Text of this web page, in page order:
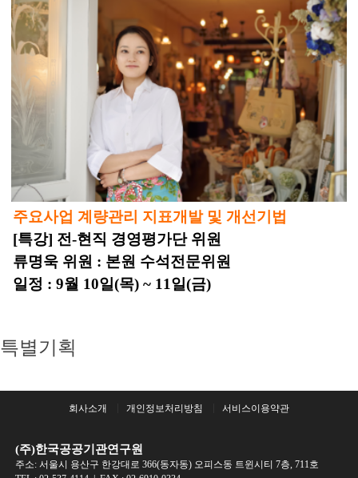
주요사업 계량관리 지표개발 및 개선기법
[특강] 전-현직 경영평가단 위원
류명욱 위원 : 본원 수석전문위원
일정 : 9월 10일(목) ~ 11일(금)
특별기획
회사소개 개인정보처리방침 서비스이용약관
(주)한국공공기관연구원
주소: 서울시 용산구 한강대로 366(동자동) 오피스동 트윈시티 7층, 711호